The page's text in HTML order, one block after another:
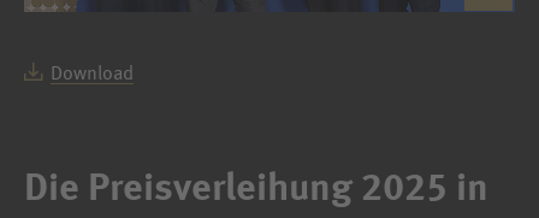
Download
Die Preisverleihung 2025 in